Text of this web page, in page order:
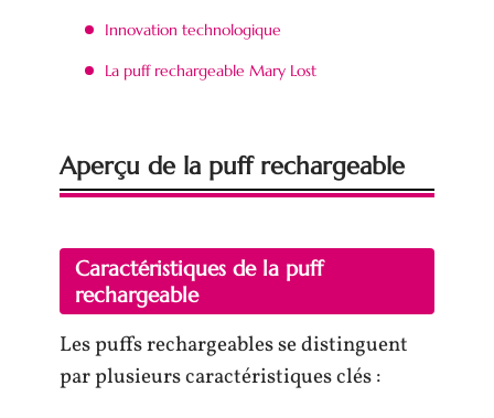
Innovation technologique
La puff rechargeable Mary Lost
Aperçu de la puff rechargeable
Caractéristiques de la puff
rechargeable
Les puffs rechargeables se distinguent
par plusieurs caractéristiques clés :